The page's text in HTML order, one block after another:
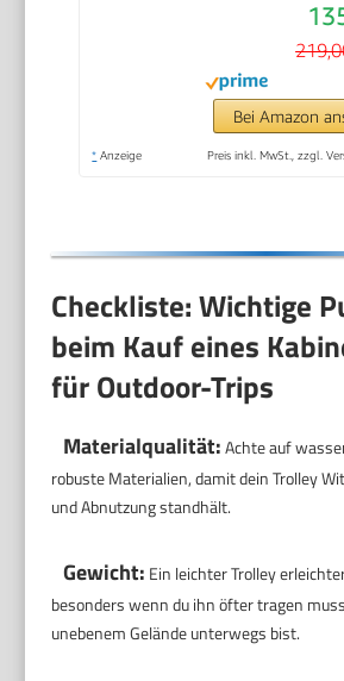
Bei Amazon
* Anzeige Preis inkl. MwSt., zzgl.
Checkliste: Wichtige
beim Kauf eines
für Outdoor-Trips
Materialqualität:Achte auf
robuste Materialien, damit dein Trolley
und Abnutzung standhält.
Gewicht: Ein leichter Trolley
besonders wenn du ihn öfter tragen
unebenem Gelände unterwegs bist.